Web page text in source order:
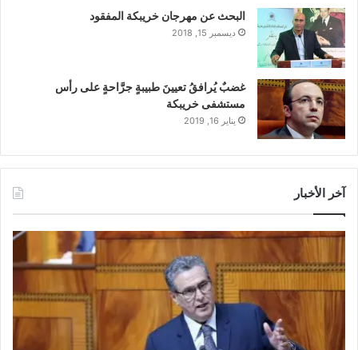
البحث عن مهرجان خريبكة المفقود
ديسمبر 15, 2018
غضبٌ يُرافقُ تعيينَ طبيبةٍ جرَّاحةٍ على رأس
مستشفى خريبكة
يناير 16, 2019
آخر الأخبار